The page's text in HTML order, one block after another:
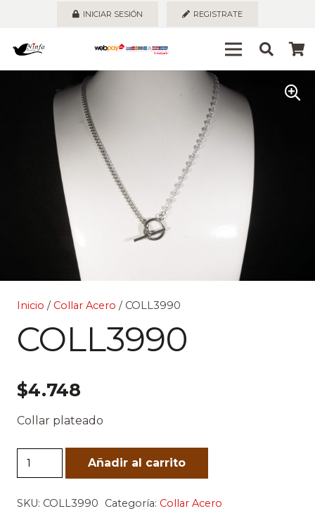
INICIAR SESIÓN REGISTRATE
Inicio / Collar Acero / COLL3990
COLL3990
$4.748
Collar plateado
COLL3990
cantidad
Añadir al carrito
SKU: COLL3990 Categoría: Collar Acero